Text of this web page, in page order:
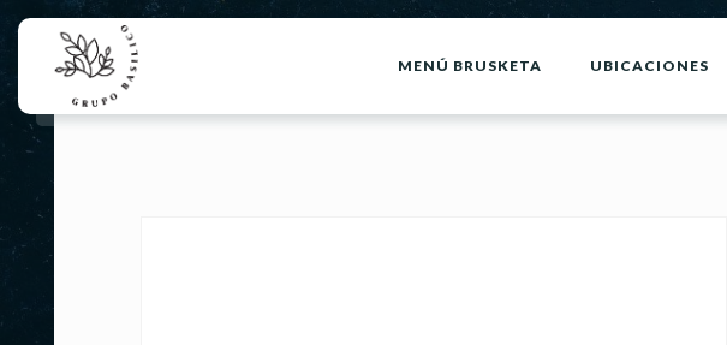
MENÚ BRUSKETA UBICACIONES